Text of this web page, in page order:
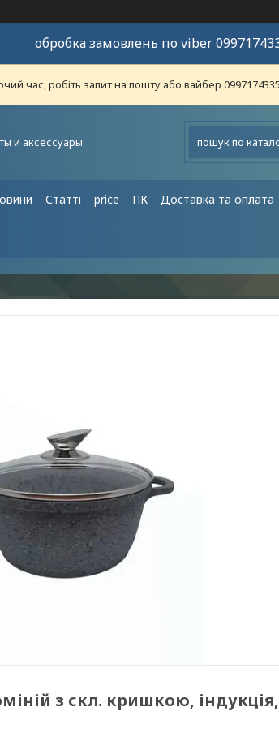
обробка замовлень по viber
час, робіть запит на пошту або вайбер
и аксессуары
Статті price ПК Доставка та оплата
з скл. кришкою, індукція,